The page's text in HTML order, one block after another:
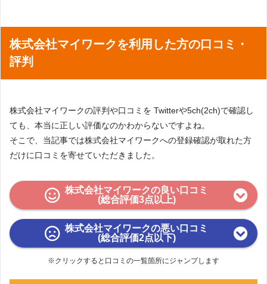
船橋営業所
千葉県船橋市本町2-1-1 船橋スクエア21 10F
株式会社マイワークを利用した方の口コミ・
評判
株式会社マイワークの評判や口コミを Twitterや5ch(2ch)で確認し
ても、本当に正しい評価なのかわからないですよね。
そこで、当記事では株式会社マイワークへの登録確認が取れた方
だけに口コミを寄せていただきました。
株式会社マイワークの良い口コミ
(総合評価3点以上)
株式会社マイワークの悪い口コミ
(総合評価2点以下)
※クリックすると口コミの一覧箇所にジャンプします